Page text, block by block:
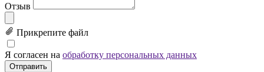
Отзыв
Прикрепите файл
Я согласен на обработку персональных данных